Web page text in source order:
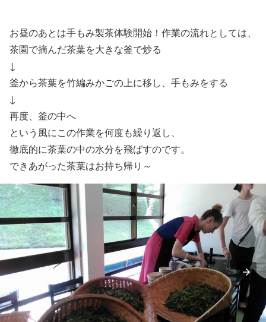
お昼のあとは手もみ製茶体験開始！作業の流れとしては、
茶園で摘んだ茶葉を大きな釜で炒る
↓
釜から茶葉を竹編みかごの上に移し、手もみをする
↓
再度、釜の中へ
という風にこの作業を何度も繰り返し、
徹底的に茶葉の中の水分を飛ばすのです。
できあがった茶葉はお持ち帰り～